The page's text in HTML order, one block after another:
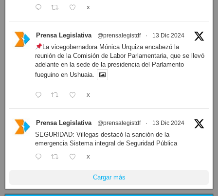
X
Prensa Legislativa @prensalegistdf · 13 Dic 2024
La vicegobernadora Mónica Urquiza encabezó la
reunión de la Comisión de Labor Parlamentaria, que se llevó
adelante en la sede de la presidencia del Parlamento
fueguino en Ushuaia.
X
Prensa Legislativa @prensalegistdf · 13 Dic 2024
SEGURIDAD: Villegas destacó la sanción de la
emergencia Sistema integral de Seguridad Pública
X
Cargar más